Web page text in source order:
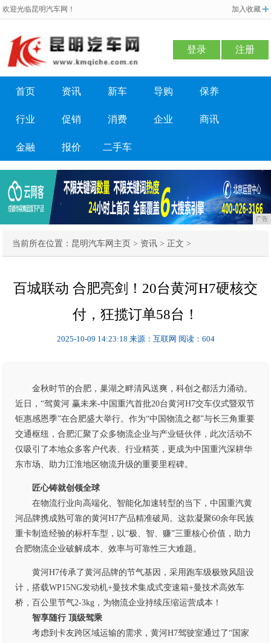
欢迎光临昆明汽车网！ 加入收藏
登录 注册
首页 资讯 新车 导购 保养
行业 促销 消费 企业 商讯
金融 报价 二手车
广告
当前所在位置： 昆明汽车网主页 > 资讯 > 正文 >
百城联动 合肥亮剑！20台黄河H7硬核交
付，狂揽订单58台！
2025-10-09 14:23:18 来源：互联网 阅读：604
金秋时节的合肥，巢湖之畔清风送爽，科创之都活力涌动。
近日，“驾黄河 赢未来-中国重汽首批20台黄河H7交车仪式暨双节
钜惠感恩季”在合肥盛大举行。作为“中国物流之都”与长三角重要
交通枢纽，合肥汇聚了众多物流企业与产业链伙伴，此次活动不
仅吸引了本地众多客户代表、行业精英，更成为中国重汽深耕华
东市场、助力江淮地区物流升级的重要里程碑。
匠心铸就创领全球
在物流行业向高端化、智能化加速转型的当下，中国重汽黄
河品牌携成熟可靠的黄河H7产品精准破局。这款凝聚60余年民族
重卡制造经验的标杆车型，以“极、智、赚”三重核心价值，助力
合肥物流企业破解成本、效率与可靠性三大难题。
黄河H7传承了黄河品牌的节气基因，采用跑车级极致风阻设
计，搭载WP15NG发动机+曼技术集成式变速箱+曼技术高效车
桥，百公里节气2-3kg，为物流企业持续压缩运营成本！
智享随行 顶级驾乘
考虑到卡友跨区域运输的需求，黄河H7驾驶室通过了“国家